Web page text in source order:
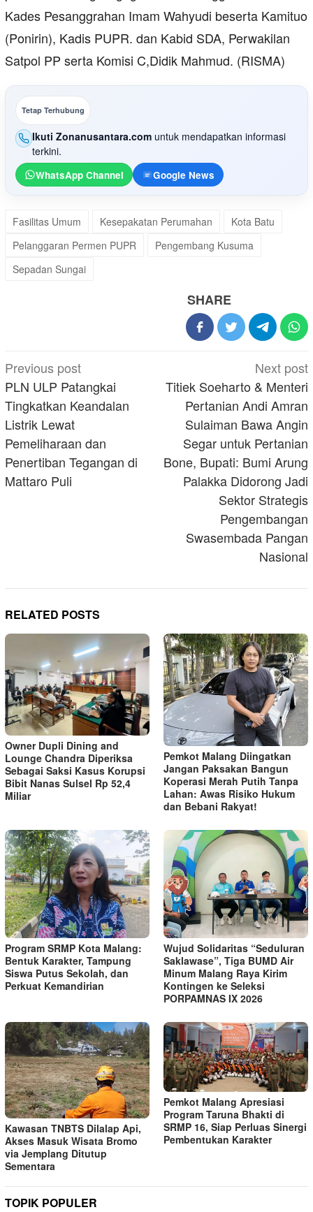
Kades Pesanggrahan Imam Wahyudi beserta Kamituo
(Ponirin), Kadis PUPR. dan Kabid SDA, Perwakilan
Satpol PP serta Komisi C,Didik Mahmud. (RISMA)
Tetap Terhubung
Ikuti Zonanusantara.com untuk mendapatkan informasi
terkini.
WhatsApp Channel Google News
Fasilitas Umum Kesepakatan Perumahan
Kota Batu
Pelanggaran Permen PUPR
Pengembang Kusuma
Sepadan Sungai
SHARE
Post
navigation
Previous post
PLN ULP Patangkai
Tingkatkan Keandalan
Listrik Lewat
Pemeliharaan dan
Penertiban Tegangan di
Mattaro Puli
Next post
Titiek Soeharto & Menteri
Pertanian Andi Amran
Sulaiman Bawa Angin
Segar untuk Pertanian
Bone, Bupati: Bumi Arung
Palakka Didorong Jadi
Sektor Strategis
Pengembangan
Swasembada Pangan
Nasional
RELATED POSTS
Owner Dupli Dining and
Lounge Chandra Diperiksa
Sebagai Saksi Kasus Korupsi
Bibit Nanas Sulsel Rp 52,4
Miliar
Pemkot Malang Diingatkan
Jangan Paksakan Bangun
Koperasi Merah Putih Tanpa
Lahan: Awas Risiko Hukum
dan Bebani Rakyat!
Program SRMP Kota Malang:
Bentuk Karakter, Tampung
Siswa Putus Sekolah, dan
Perkuat Kemandirian
Wujud Solidaritas “Seduluran
Saklawase”, Tiga BUMD Air
Minum Malang Raya Kirim
Kontingen ke Seleksi
PORPAMNAS IX 2026
Kawasan TNBTS Dilalap Api,
Akses Masuk Wisata Bromo
via Jemplang Ditutup
Sementara
Pemkot Malang Apresiasi
Program Taruna Bhakti di
SRMP 16, Siap Perluas Sinergi
Pembentukan Karakter
TOPIK POPULER